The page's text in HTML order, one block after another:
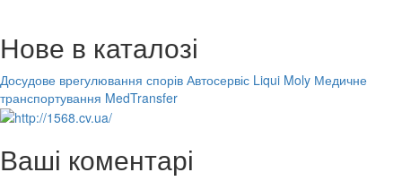
Нове в каталозі
Досудове врегулювання спорів Автосервіс Liqui Moly Медичне
транспортування MedTransfer
Ваші коментарі